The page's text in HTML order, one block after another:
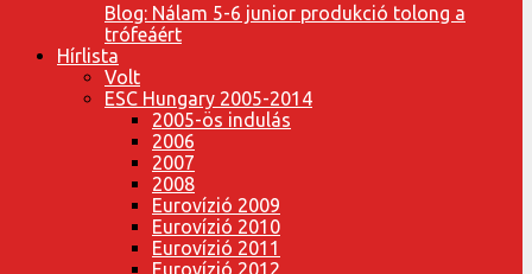
Blog: Nálam 5-6 junior produkció tolong a
trófeáért
Hírlista
Volt
ESC Hungary 2005-2014
2005-ös indulás
2006
2007
2008
Eurovízió 2009
Eurovízió 2010
Eurovízió 2011
Eurovízió 2012